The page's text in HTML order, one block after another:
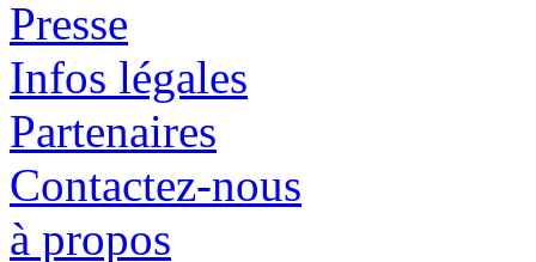
Presse
Infos légales
Partenaires
Contactez-nous
à propos